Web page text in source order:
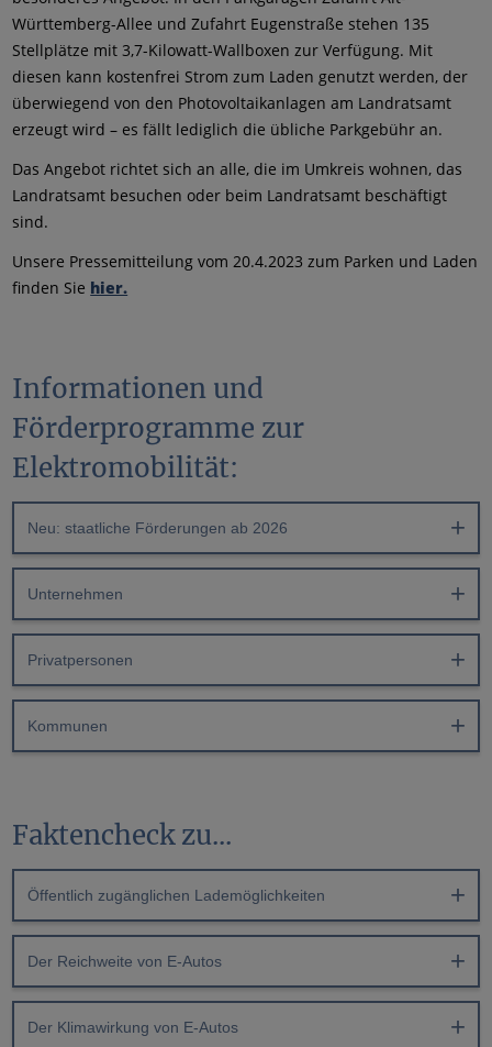
Württemberg-Allee und Zufahrt Eugenstraße stehen 135
Stellplätze mit 3,7-Kilowatt-Wallboxen zur Verfügung. Mit
diesen kann kostenfrei Strom zum Laden genutzt werden, der
überwiegend von den Photovoltaikanlagen am Landratsamt
erzeugt wird – es fällt lediglich die übliche Parkgebühr an.
Das Angebot richtet sich an alle, die im Umkreis wohnen, das
Landratsamt besuchen oder beim Landratsamt beschäftigt
sind.
Unsere Pressemitteilung vom 20.4.2023 zum Parken und Laden
finden Sie hier.
Informationen und
Förderprogramme zur
Elektromobilität:
Neu: staatliche Förderungen ab 2026
Unternehmen
Privatpersonen
Kommunen
Faktencheck zu...
Öffentlich zugänglichen Lademöglichkeiten
Der Reichweite von E-Autos
Der Klimawirkung von E-Autos